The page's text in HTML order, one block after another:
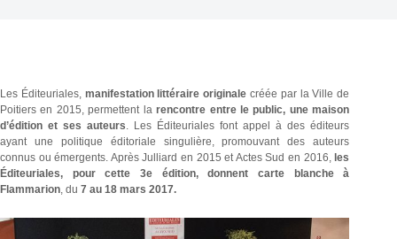
Les Éditeuriales, manifestation littéraire originalecréée par la Ville de
Poitiers en 2015, permettent larencontre entre le public, une maison
d’édition et ses auteurs. Les Éditeuriales font appel à des éditeurs
ayant une politique éditoriale singulière, promouvant des auteurs
connus ou émergents. Après Julliard en 2015 et Actes Sud en 2016, les
Éditeuriales, pour cette 3e édition, donnent carte blanche à
Flammarion, du 7 au 18 mars 2017.